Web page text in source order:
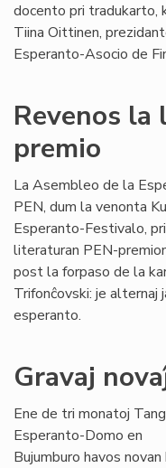
docento pri tradukarto,
Tiina Oittinen,
Esperanto-Asocio de
Revenos
premio
La Asembleo de la
PEN, dum la venonta
Esperanto-Festivalo,
literaturan PEN-
post la forpaso de la
Trifonĉovski: je alternaj
esperanto.
Gravaj
Ene de tri monatoj
Esperanto-Domo en
Bujumburo havos